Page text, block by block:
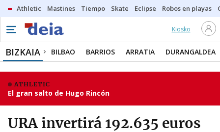
Athletic Mastines Tiempo Skate Eclipse Robos en playas
Kiosko
BIZKAIA BILBAO BARRIOS ARRATIA DURANGALDEA
ATHLETIC
El gran salto de Hugo Rincón
URA invertirá 192.635 euros